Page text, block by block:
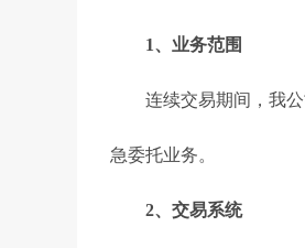
1、业务范围
连续交易期间，我公
急委托业务。
2、交易系统